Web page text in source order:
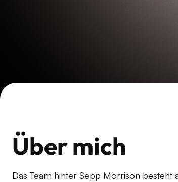
Über mich
Das Team hinter Sepp Morrison besteht